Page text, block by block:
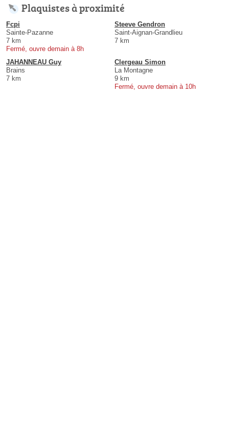
Plaquistes à proximité
Fcpi
Sainte-Pazanne
7 km
Fermé, ouvre demain à 8h
Steeve Gendron
Saint-Aignan-Grandlieu
7 km
JAHANNEAU Guy
Brains
7 km
Clergeau Simon
La Montagne
9 km
Fermé, ouvre demain à 10h